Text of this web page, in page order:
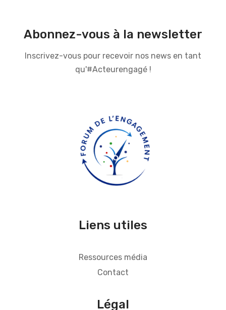
Abonnez-vous à la newsletter
Inscrivez-vous pour recevoir nos news en tant
qu'#Acteurengagé !
Liens utiles
Ressources média
Contact
Légal